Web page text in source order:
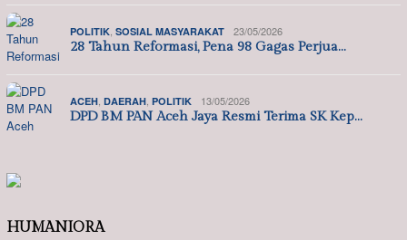
POLITIK SOSIAL MASYARAKAT 23/05/2026
28 Tahun Reformasi, Pena 98 Gagas Perjua…
ACEH DAERAH POLITIK 13/05/2026
DPD BM PAN Aceh Jaya Resmi Terima SK Kep…
HUMANIORA